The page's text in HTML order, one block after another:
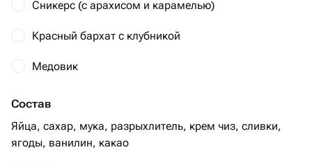
Сникерс (с арахисом и карамелью)
Красный бархат с клубникой
Медовик
Состав
Яйца, сахар, мука, разрыхлитель, крем чиз, сливки,
ягоды, ванилин, какао